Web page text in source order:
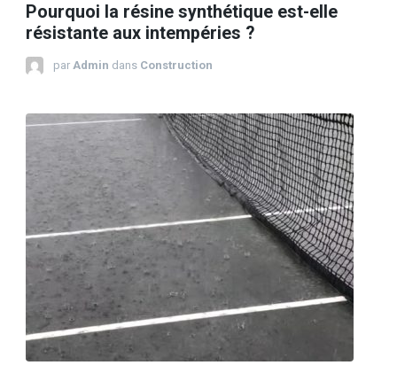
Pourquoi la résine synthétique est-elle
résistante aux intempéries ?
par Admin dans Construction